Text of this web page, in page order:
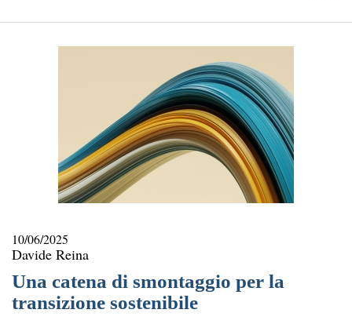
10/06/2025
Davide Reina
Una catena di smontaggio per la
transizione sostenibile